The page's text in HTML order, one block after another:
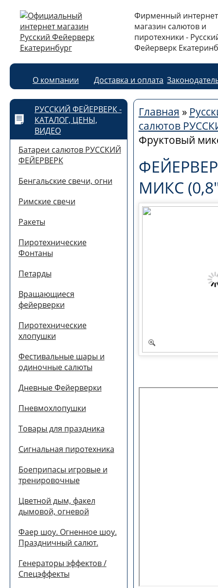
Фирменный интернет
магазин салютов и
пиротехники -
Фейерверк
О компании Доставка и оплата
РУССКИЙ ФЕЙЕРВЕРК -
КАТАЛОГ, ЦЕНЫ,
ВИДЕО
Батареи салютов РУССКИЙ
ФЕЙЕРВЕРК
Бенгальские свечи, огни
Римские свечи
Ракеты
Пиротехнические
Фонтаны
Петарды
Вращающиеся
фейерверки
Пиротехнические
хлопушки
Фестивальные шары и
одиночные салюты
Дневные Фейерверки
Пневмохлопушки
Товары для праздника
Сигнальная пиротехника
Боеприпасы игровые и
тренировочные
Цветной дым, факел
дымовой, огневой
Фаер шоу. Огненное шоу.
Праздничный салют.
Генераторы эффектов /
Спецэффекты
Главная »
салютов
Фруктовый
МИКС